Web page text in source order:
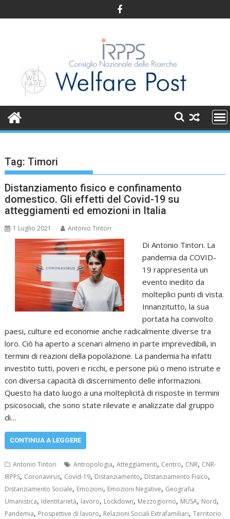
to
Tag:Timori
Distanziamento fisico e confinamento
domestico. Gli effetti del Covid-19 su
atteggiamenti ed emozioni in Italia
1 Luglio 2021 Antonio Tintori
Di Antonio Tintori. La
pandemia da COVID-
19 rappresenta un
evento inedito da
molteplici punti di vista.
Innanzitutto, la sua
portata ha coinvolto
paesi, culture ed economie anche radicalmente diverse tra
loro. Ciò ha aperto a scenari almeno in parte imprevedibili, in
termini di reazioni della popolazione. La pandemia ha infatti
investito tutti, poveri e ricchi, e persone più o meno istruite e
con diversa capacità di discernimento delle informazioni.
Questo ha dato luogo a una molteplicità di risposte in termini
psicosociali, che sono state rilevate e analizzate dal gruppo
di…
CONTINUA A LEGGERE
Antonio Tintori Antropologia,Atteggiamenti, Centro, CNR, CNR-
IRPPS, Coronavirus, Covid-19, Distanziamento, DIstanziamento Fisico,
Distanziamento Sociale, Emozioni, Emozioni Negative, Geografia
Umanistica, Identitarietà, lavoro, Lockdown, Mezzogiorno, MUSA, Nord,
Pandemia, Prospettive di lavoro, Relazioni Sociali Extrafamiliari,Territorio